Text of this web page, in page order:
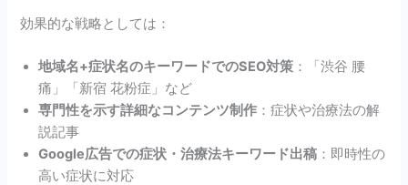
効果的な戦略としては：
地域名+症状名のキーワードでのSEO対策 ：「渋谷 腰
痛」「新宿 花粉症」など
専門性を示す詳細なコンテンツ制作 ：症状や治療法の解
説記事
Google広告での症状・治療法キーワード出稿 ：即時性の
高い症状に対応